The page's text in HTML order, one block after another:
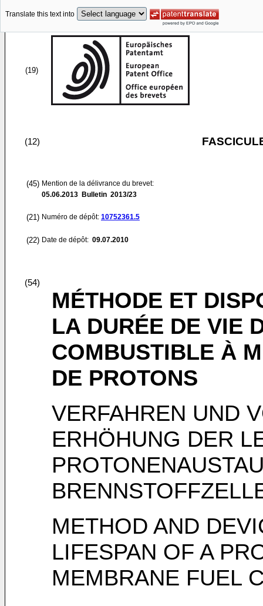
Translate this text into
(19)
(12)
(45) Mention de la délivrance du brevet:
05.06.2013 Bulletin 2013/23
(21) Numéro de dépôt: 10752361.5
(22) Date de dépôt: 09.07.2010
(54)
MÉTHODE ET
LA DURÉE DE VIE
COMBUSTIBLE À
DE PROTONS
VERFAHREN UND
ERHÖHUNG DER
METHOD AND
LIFESPAN OF A
MEMBRANE FUEL